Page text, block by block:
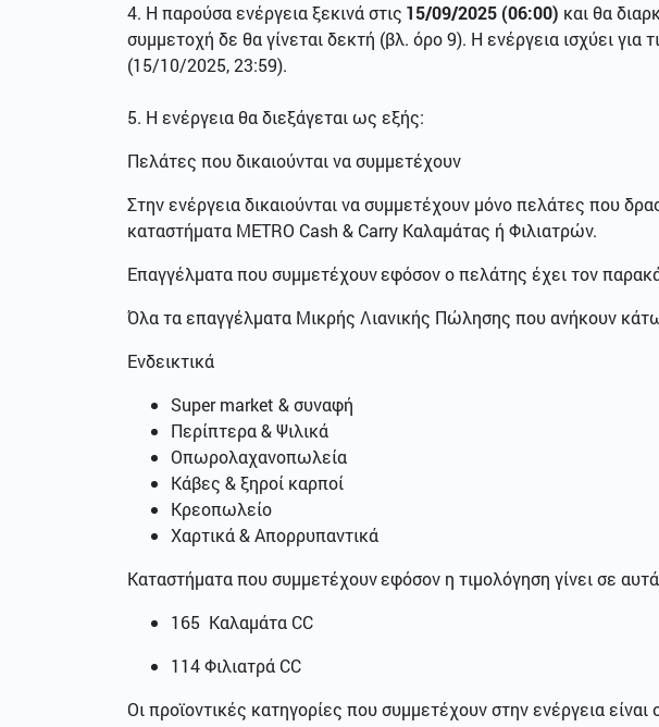
4. Η παρούσα ενέργεια ξεκινά στις 15/09/2025 (06:00) και θα
συμμετοχή δε θα γίνεται δεκτή (βλ. όρο 9). Η ενέργεια ισχύει
(15/10/2025, 23:59).
5. Η ενέργεια θα διεξάγεται ως εξής:
Πελάτες που δικαιούνται να συμμετέχουν
Στην ενέργεια δικαιούνται να συμμετέχουν μόνο πελάτες που
καταστήματα METRO Cash & Carry Καλαμάτας ή Φιλιατρών.
Επαγγέλματα που συμμετέχουνεφόσον ο πελάτης έχει τον
Όλα τα επαγγέλματα Μικρής Λιανικής Πώλησης που ανήκουν
Ενδεικτικά
Super market & συναφή
Περίπτερα & Ψιλικά
Οπωρολαχανοπωλεία
Κάβες & ξηροί καρποί
Κρεοπωλείο
Χαρτικά & Απορρυπαντικά
Καταστήματα που συμμετέχουνεφόσον η τιμολόγηση γίνει σε
165 Καλαμάτα CC
114Φιλιατρά CC
Οι προϊοντικές κατηγορίες που συμμετέχουν στην ενέργεια είναι